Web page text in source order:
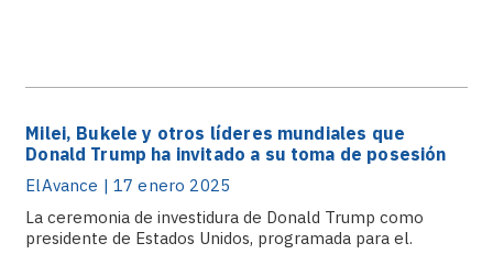
Milei, Bukele y otros líderes mundiales que
Donald Trump ha invitado a su toma de posesión
ElAvance | 17 enero 2025
La ceremonia de investidura de Donald Trump como
presidente de Estados Unidos, programada para el.